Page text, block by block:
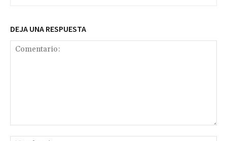
DEJA UNA RESPUESTA